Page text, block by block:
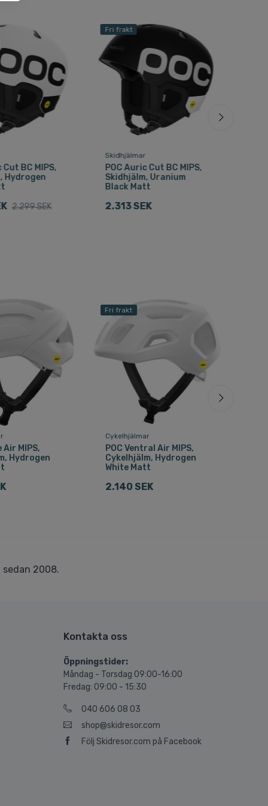
Cut BC MIPS,
Hydrogen
2.299 SEK
Fri frakt
Skidhjälmar
POC Auric Cut BC MIPS,
Skidhjälm, Uranium
Black Matt
2.313 SEK
Air MIPS,
Hydrogen
Fri frakt
Cykelhjälmar
POC Ventral Air MIPS,
Cykelhjälm, Hydrogen
White Matt
2.140 SEK
sedan 2008.
Kontakta oss
Öppningstider:
Måndag - Torsdag 09:00-16:00
Fredag: 09:00 - 15:30
040 606 08 03
shop@skidresor.com
Följ Skidresor.com på Facebook